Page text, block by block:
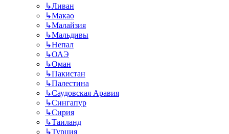
↳Ливан
↳Макао
↳Малайзия
↳Мальдивы
↳Непал
↳ОАЭ
↳Оман
↳Пакистан
↳Палестина
↳Саудовская Аравия
↳Сингапур
↳Сирия
↳Таиланд
↳Турция